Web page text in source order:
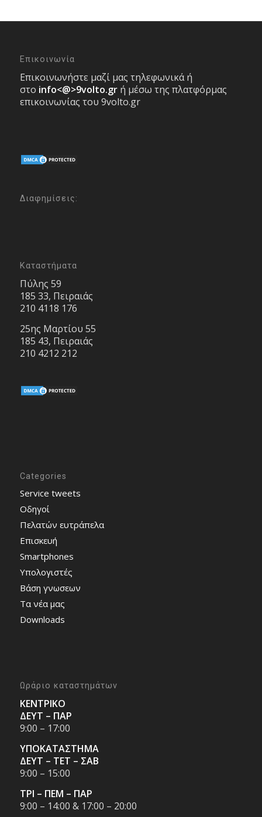
Επικοινωνία
Επικοινωνήστε μαζί μας τηλεφωνικά ή
στο info<@>9volto.gr ή μέσω της πλατφόρμας
επικοινωνίας του 9volto.gr
Διαφημίσεις:
Καταστήματα
Πύλης 59
185 33, Πειραιάς
210 4118 176
25ης Μαρτίου 55
185 43, Πειραιάς
210 4212 212
Categories
Service tweets
Οδηγοί
Πελατών ευτράπελα
Επισκευή
Smartphones
Υπολογιστές
Bάση γνωσεων
Τα νέα μας
Downloads
Ωράριο καταστημάτων
ΚΕΝΤΡΙΚΟ
ΔΕΥΤ – ΠΑΡ
9:00 – 17:00
ΥΠΟΚΑΤΑΣΤΗΜΑ
ΔΕΥΤ – ΤΕΤ – ΣΑΒ
9:00 – 15:00
ΤΡΙ – ΠΕΜ – ΠΑΡ
9:00 – 14:00 & 17:00 – 20:00